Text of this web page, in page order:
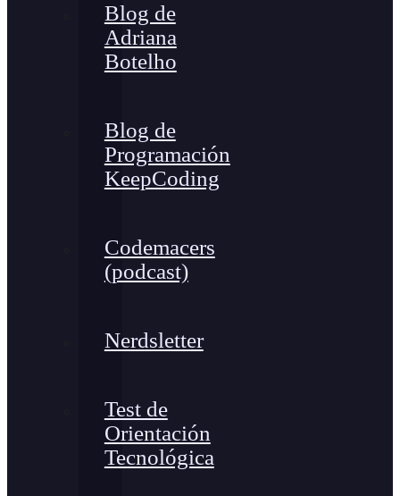
Blog de
Adriana
Botelho
Blog de
Programación
KeepCoding
Codemacers
(podcast)
Nerdsletter
Test de
Orientación
Tecnológica